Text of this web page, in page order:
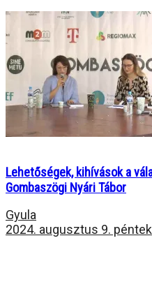
Lehetőségek, kihívások a
Gombaszögi Nyári Tábor
Gyula
2024. augusztus 9. péntek